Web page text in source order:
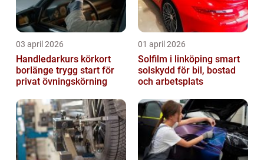
03 april 2026
Handledarkurs körkort
borlänge trygg start för
privat övningskörning
01 april 2026
Solfilm i linköping smart
solskydd för bil, bostad
och arbetsplats